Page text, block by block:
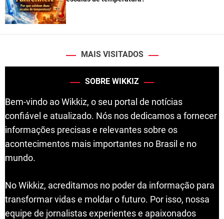
MAIS VISITADOS
SOBRE WIKKIZ
Bem-vindo ao Wikkiz, o seu portal de notícias
confiável e atualizado. Nós nos dedicamos a fornecer
informações precisas e relevantes sobre os
acontecimentos mais importantes no Brasil e no
mundo.
No Wikkiz, acreditamos no poder da informação para
transformar vidas e moldar o futuro. Por isso, nossa
equipe de jornalistas experientes e apaixonados